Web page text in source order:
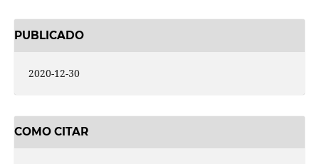
PUBLICADO
2020-12-30
COMO CITAR